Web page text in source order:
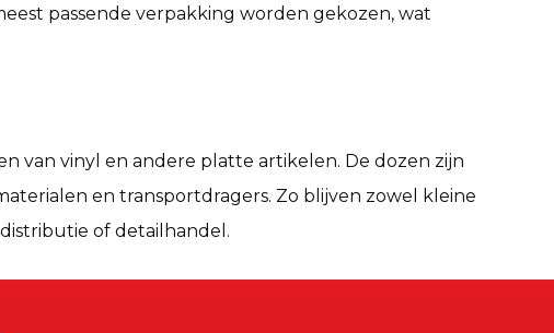
passende verpakking worden gekozen, wat
van vinyl en andere platte artikelen. De dozen zijn
en transportdragers. Zo blijven zowel kleine
of detailhandel.